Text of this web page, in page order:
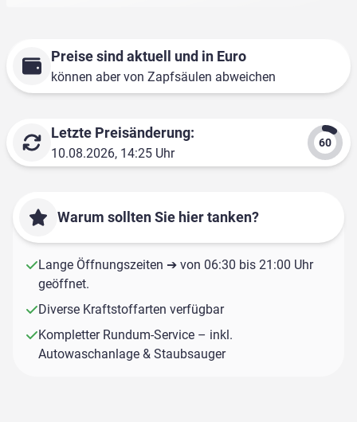
Preise sind aktuell und in Euro
können aber von Zapfsäulen abweichen
Letzte Preisänderung:
10.08.2026, 14:25 Uhr
Warum sollten Sie hier tanken?
Lange Öffnungszeiten ➔ von 06:30 bis 21:00 Uhr
geöffnet.
Diverse Kraftstoffarten verfügbar
Kompletter Rundum-Service – inkl.
Autowaschanlage & Staubsauger